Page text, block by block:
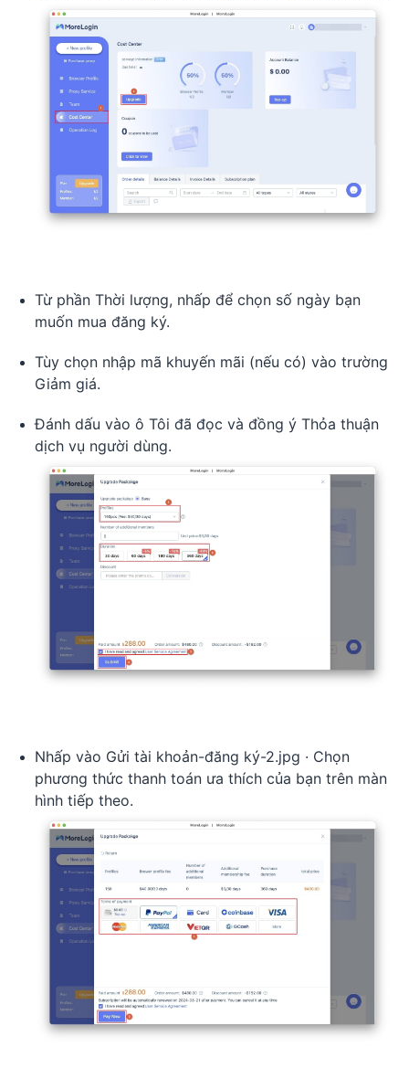
Từ phần Thời lượng, nhấp để chọn số ngày bạn
muốn mua đăng ký.
Tùy chọn nhập mã khuyến mãi (nếu có) vào trường
Giảm giá.
Đánh dấu vào ô Tôi đã đọc và đồng ý Thỏa thuận
dịch vụ người dùng.
Nhấp vào Gửi tài khoản-đăng ký-2.jpg · Chọn
phương thức thanh toán ưa thích của bạn trên màn
hình tiếp theo.